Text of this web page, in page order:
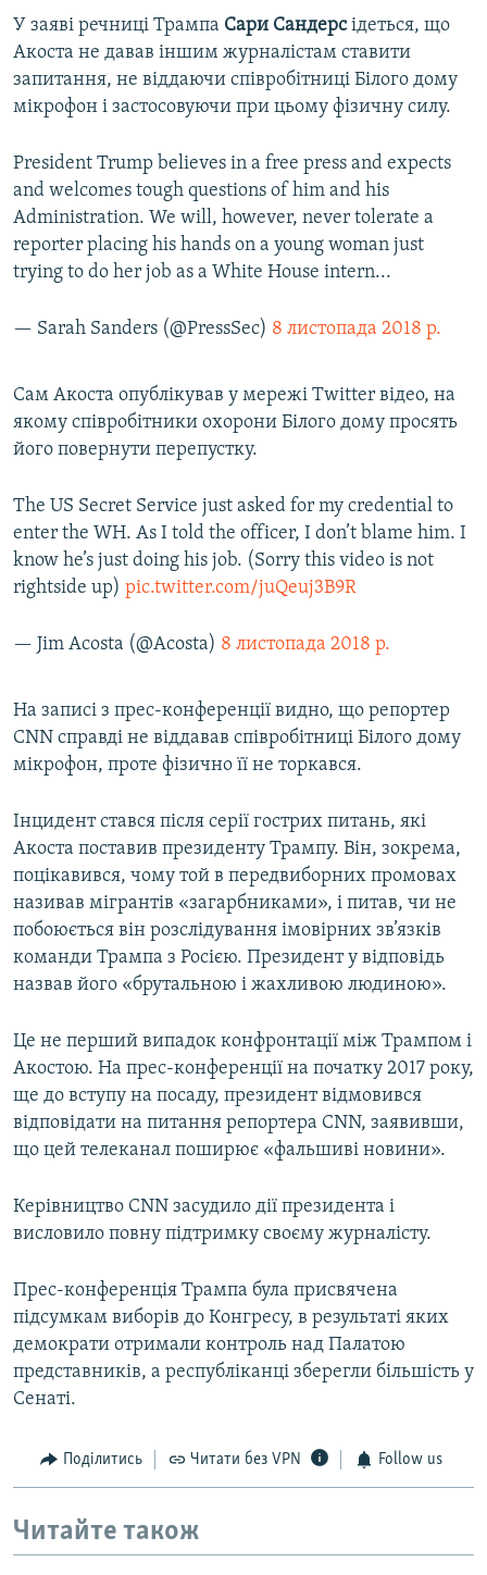
У заяві речниці Трампа Сари Сандерсідеться, що
Акоста не давав іншим журналістам ставити
запитання, не віддаючи співробітниці Білого дому
мікрофон і застосовуючи при цьому фізичну силу.
President Trump believes in a free press and expects
and welcomes tough questions of him and his
Administration. We will, however, never tolerate a
reporter placing his hands on a young woman just
trying to do her job as a White House intern...
— Sarah Sanders (@PressSec) 8 листопада 2018 р.
Сам Акоста опублікував у мережі Twitter відео, на
якому співробітники охорони Білого дому просять
його повернути перепустку.
The US Secret Service just asked for my credential to
enter the WH. As I told the officer, I don’t blame him. I
know he’s just doing his job. (Sorry this video is not
rightside up) pic.twitter.com/juQeuj3B9R
— Jim Acosta (@Acosta) 8 листопада 2018 р.
На записі з прес-конференції видно, що репортер
CNN справді не віддавав співробітниці Білого дому
мікрофон, проте фізично її не торкався.
Інцидент стався після серії гострих питань, які
Акоста поставив президенту Трампу. Він, зокрема,
поцікавився, чому той в передвиборних промовах
називав мігрантів «загарбниками», і питав, чи не
побоюється він розслідування імовірних зв’язків
команди Трампа з Росією. Президент у відповідь
назвав його «брутальною і жахливою людиною».
Це не перший випадок конфронтації між Трампом і
Акостою. На прес-конференції на початку 2017 року,
ще до вступу на посаду, президент відмовився
відповідати на питання репортера CNN, заявивши,
що цей телеканал поширює «фальшиві новини».
Керівництво CNN засудило дії президента і
висловило повну підтримку своєму журналісту.
Прес-конференція Трампа була присвячена
підсумкам виборів до Конгресу, в результаті яких
демократи отримали контроль над Палатою
представників, а республіканці зберегли більшість у
Сенаті.
Поділитись Читати без VPN Follow us
Читайте також